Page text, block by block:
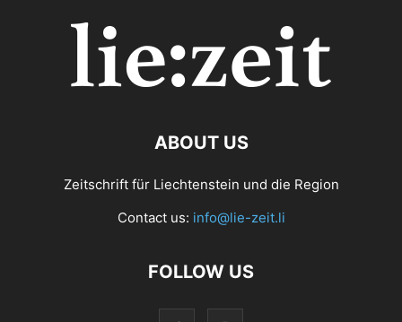
ABOUT US
Zeitschrift für Liechtenstein und die Region
Contact us: info@lie-zeit.li
FOLLOW US